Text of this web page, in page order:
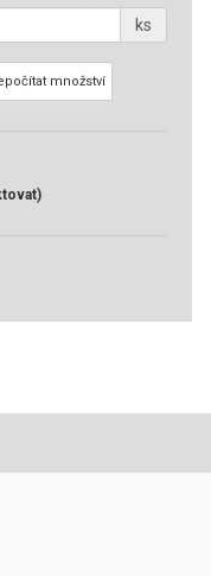
ks
množství